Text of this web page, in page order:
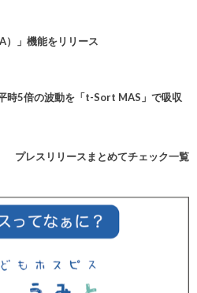
）」機能をリリース
時5倍の波動を「t-Sort MAS」で吸収
プレスリリースまとめてチェック一覧